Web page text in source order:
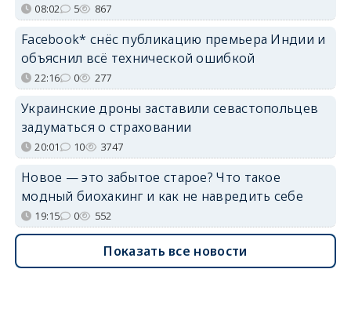
08:02 5 867
Facebook* снёс публикацию премьера Индии и
объяснил всё технической ошибкой
22:16 0 277
Украинские дроны заставили севастопольцев
задуматься о страховании
20:01 10 3747
Новое — это забытое старое? Что такое
модный биохакинг и как не навредить себе
19:15 0 552
Показать все новости